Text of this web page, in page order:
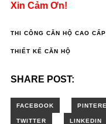
Xin Cảm Ơn!
THI CÔNG CĂN HỘ CAO CẤP
THIẾT KẾ CĂN HỘ
SHARE POST: